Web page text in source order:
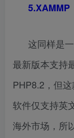
5.XAMMP
这同样是
最新版本支持
PHP8.2，但
软件仅支持英
海外市场，所